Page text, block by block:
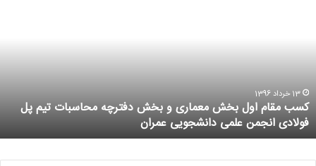
بخش معماری و بخش دفترچه محاسبات تیم پل
دانشجویی عمران
نخستین